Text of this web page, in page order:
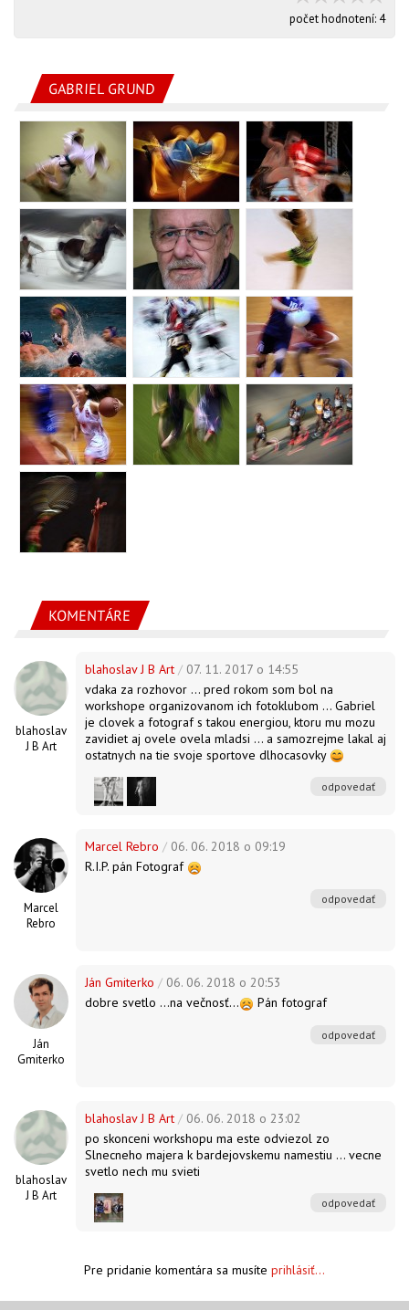
počet hodnotení: 4
GABRIEL GRUND
KOMENTÁRE
blahoslav
J B Art
blahoslav J B Art / 07. 11. 2017 o 14:55
vdaka za rozhovor ... pred rokom som bol na
workshope organizovanom ich fotoklubom ... Gabriel
je clovek a fotograf s takou energiou, ktoru mu mozu
zavidiet aj ovele ovela mladsi ... a samozrejme lakal aj
ostatnych na tie svoje sportove dlhocasovky
odpovedať
Marcel
Rebro
Marcel Rebro / 06. 06. 2018 o 09:19
R.I.P. pán Fotograf
odpovedať
Ján
Gmiterko
Ján Gmiterko / 06. 06. 2018 o 20:53
dobre svetlo ...na večnosť...
Pán fotograf
odpovedať
blahoslav
J B Art
blahoslav J B Art / 06. 06. 2018 o 23:02
po skonceni workshopu ma este odviezol zo
Slnecneho majera k bardejovskemu namestiu ... vecne
svetlo nech mu svieti
odpovedať
Pre pridanie komentára sa musíte prihlásiť...